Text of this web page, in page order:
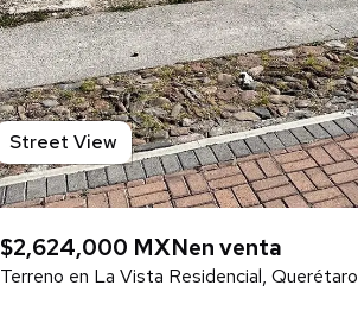
Street View
$2,624,000 MXNen venta
Terreno en La Vista Residencial, Querétaro